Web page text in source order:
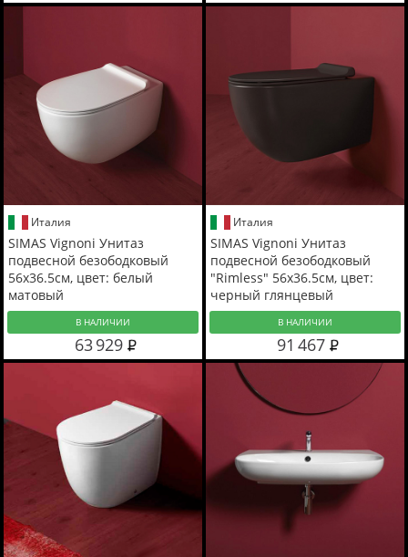
Италия
SIMAS Vignoni Унитаз
подвесной безободковый
56x36.5см, цвет: белый
матовый
В НАЛИЧИИ
63 929
Италия
SIMAS Vignoni Унитаз
подвесной безободковый
"Rimless" 56х36.5см, цвет:
черный глянцевый
В НАЛИЧИИ
91 467